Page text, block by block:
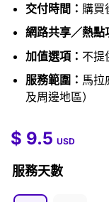
交付時間： 購買
網路共享／熱點
加值選項： 不提
服務範圍： 馬拉
及周邊地區）
$ 9.5 –$
服務天數
$ 9.5 USD